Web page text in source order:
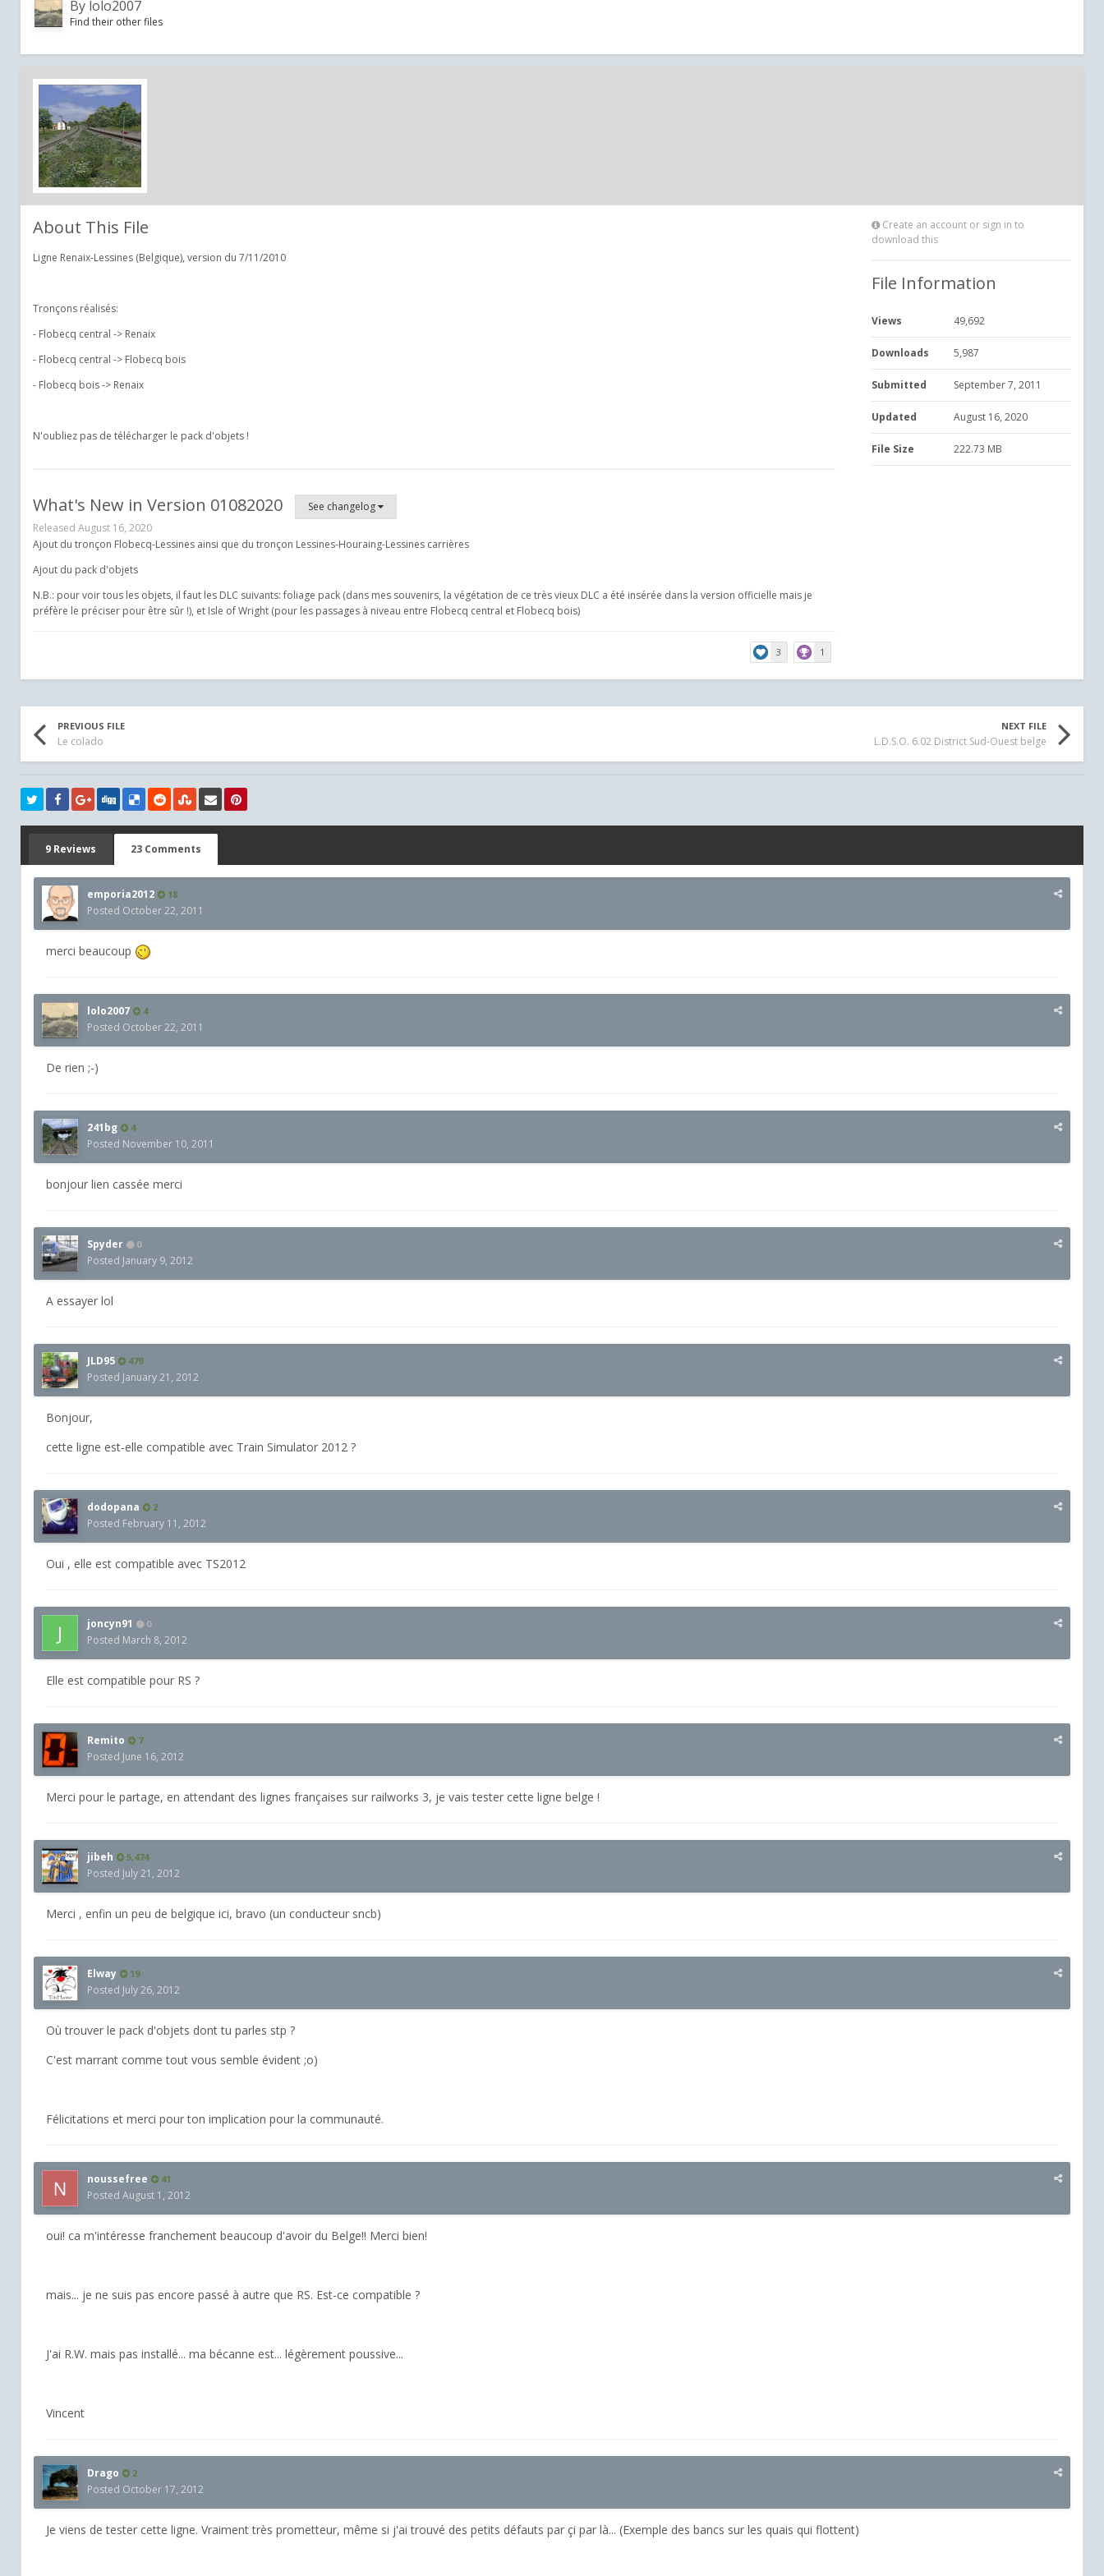
By lolo2007
Find their other files
About This File
Ligne Renaix-Lessines (Belgique), version du 7/11/2010
Tronçons réalisés:
- Flobecq central -> Renaix
- Flobecq central -> Flobecq bois
- Flobecq bois -> Renaix
N'oubliez pas de télécharger le pack d'objets !
What's New in Version 01082020
See changelog
Released August 16, 2020
Ajout du tronçon Flobecq-Lessines ainsi que du tronçon Lessines-Houraing-Lessines carrières
Ajout du pack d'objets
N.B.: pour voir tous les objets, il faut les DLC suivants: foliage pack (dans mes souvenirs, la végétation de ce très vieux DLC a été insérée dans la version officielle mais je
préfère le préciser pour être sûr !), et Isle of Wright (pour les passages à niveau entre Flobecq central et Flobecq bois)
3 1
Create an account or sign in to
download this
File Information
Views 49,692
Downloads 5,987
Submitted September 7, 2011
Updated August 16, 2020
File Size 222.73 MB
PREVIOUS FILE
Le colado
NEXT FILE
L.D.S.O. 6.02 District Sud-Ouest belge
9 Reviews 23 Comments
emporia2012 18
Posted October 22, 2011
merci beaucoup
lolo2007 4
Posted October 22, 2011
De rien ;-)
241bg 4
Posted November 10, 2011
bonjour lien cassée merci
Spyder 0
Posted January 9, 2012
A essayer lol
JLD95 479
Posted January 21, 2012
Bonjour,
cette ligne est-elle compatible avec Train Simulator 2012 ?
dodopana 2
Posted February 11, 2012
Oui , elle est compatible avec TS2012
joncyn91 0
Posted March 8, 2012
Elle est compatible pour RS ?
Remito 7
Posted June 16, 2012
Merci pour le partage, en attendant des lignes françaises sur railworks 3, je vais tester cette ligne belge !
jibeh 5,474
Posted July 21, 2012
Merci , enfin un peu de belgique ici, bravo (un conducteur sncb)
Elway 19
Posted July 26, 2012
Où trouver le pack d'objets dont tu parles stp ?
C'est marrant comme tout vous semble évident ;o)
Félicitations et merci pour ton implication pour la communauté.
noussefree 41
Posted August 1, 2012
oui! ca m'intéresse franchement beaucoup d'avoir du Belge!! Merci bien!
mais... je ne suis pas encore passé à autre que RS. Est-ce compatible ?
J'ai R.W. mais pas installé... ma bécanne est... légèrement poussive...
Vincent
Drago 2
Posted October 17, 2012
Je viens de tester cette ligne. Vraiment très prometteur, même si j'ai trouvé des petits défauts par çi par là... (Exemple des bancs sur les quais qui flottent)